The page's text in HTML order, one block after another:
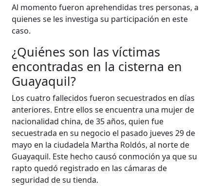
Al momento fueron aprehendidas tres personas, a
quienes se les investiga su participación en este
caso.
¿Quiénes son las víctimas
encontradas en la cisterna en
Guayaquil?
Los cuatro fallecidos fueron secuestrados en días
anteriores. Entre ellos se encuentra una mujer de
nacionalidad china, de 35 años, quien fue
secuestrada en su negocio el pasado jueves 29 de
mayo en la ciudadela Martha Roldós, al norte de
Guayaquil. Este hecho causó conmoción ya que su
rapto quedó registrado en las cámaras de
seguridad de su tienda.